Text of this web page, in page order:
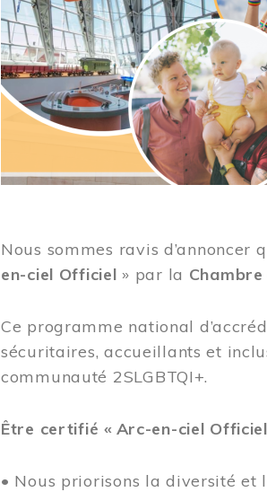
Nous sommes ravis
en-ciel Officiel » par la
Ce programme national
sécuritaires, accueillants et
communauté 2SLGBTQI+.
Être certifié « Arc-en-ciel
• Nous priorisons la diversité et